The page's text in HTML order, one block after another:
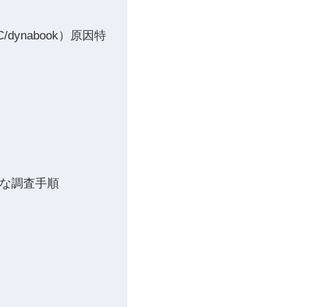
dynabook）原因特
調査手順